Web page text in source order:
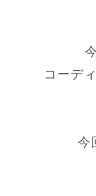
コーデ
今